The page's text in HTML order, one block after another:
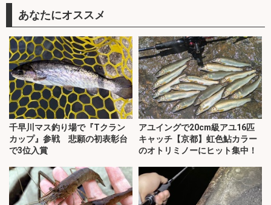
あなたにオススメ
千早川マス釣り場で『Tクラン
カップ』参戦 悲願の初表彰台
で3位入賞
アユイングで20cm級アユ16匹
キャッチ【京都】虹色鮎カラー
のオトリミノーにヒット集中！